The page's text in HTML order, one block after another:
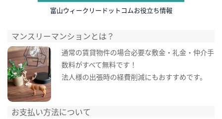
富山ウィークリードットコムお役立ち情報
マンスリーマンションとは？
通常の賃貸物件の場合必要な敷金・礼金・仲介手
数料がすべて無料です！
法人様の出張時の経費削減にもおすすめです。
お支払い方法について